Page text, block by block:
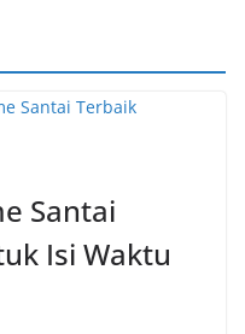
Santai
Isi Waktu